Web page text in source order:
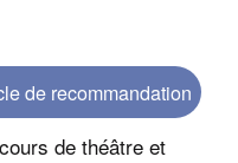
de recommandation
de théâtre et